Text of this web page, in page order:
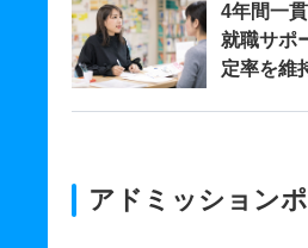
4年間一
就職サポ
定率を維
アドミッション